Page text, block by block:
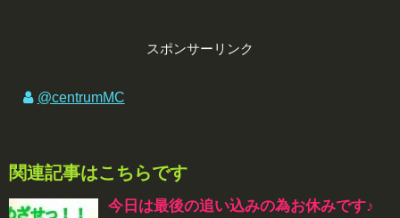
スポンサーリンク
@centrumMC
関連記事はこちらです
今日は最後の追い込みの為お休みです♪